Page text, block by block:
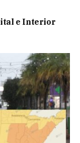
e Interior